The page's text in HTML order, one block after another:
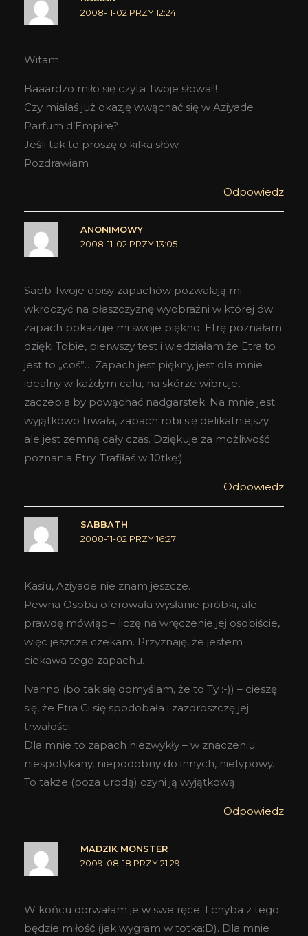
2008-11-02 PRZY 12:24
Witam
Baaardzo miło się czyta Twoje słowa!!!
Czy miałaś już okazję wwąchać się w Aziyade
Parfum d’Empire?
Jeśli tak to proszę o kilka słów.
Pozdrawiam
Odpowiedz
ANONIMOWY
2008-11-02 PRZY 13:05
Sabb Twoje opisy zapachów pozwalają mi
wkroczyć na płaszczyznę wyobraźni w której ów
zapach pokazuje mi swoje piękno. Etrę poznałam
dzięki Tobie, pierwszy test i wiedziałam że Etra to
jest to „coś”… Zapach jest piękny, jest dla mnie
idealny w każdym calu, na skórze wibruje,
zaczepia by powąchać nadgarstek. Na mnie jest
wyjątkowo trwała, zapach robi się delikatniejszy
ale jest zemną cały czas. Dziękuje za możliwość
poznania Etry. Trafiłaś w 10tkę:)
Odpowiedz
SABBATH
2008-11-02 PRZY 16:27
Kasiu, Aziyade nie znam jeszcze.
Pewna Osoba oferowała wysłanie próbki, ale
prawdę mówiąc – liczę na wręczenie jej osobiście,
więc jeszcze czekam. Przyznaję, że jestem
ciekawa tego zapachu.
Ivanno (bo tak się domyślam, że to Ty :-)) – cieszę
się, że Etra Ci się spodobała i zazdroszczę jej
trwałości.
Dla mnie to zapach niezwykły – w znaczeniu:
niespotykany, niepodobny do innych, nietypowy.
To także (poza urodą) czyni ją wyjątkową.
Odpowiedz
MADZIK MONSTER
2009-08-18 PRZY 21:29
W końcu dorwałam je w swe ręce. I chyba z tego
będzie miłość (jak wygram w totka:D). Dla mnie